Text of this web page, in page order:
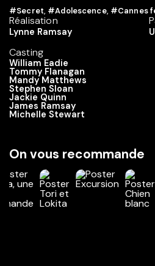
#Secret, #Adolescence, #Cannes
Réalisation
Lynne Ramsay
Casting
William Eadie
Tommy Flanagan
Mandy Matthews
Stephen Sloan
Jackie Quinn
James Ramsay
Michelle Stewart
On vous recommande